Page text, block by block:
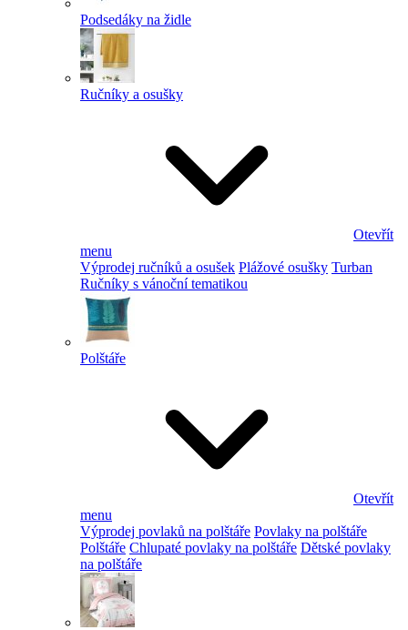
Podsedáky na židle
Ručníky a osušky
Otevřít
menu
Výprodej ručníků a osušek Plážové osušky Turban
Ručníky s vánoční tematikou
Polštáře
Otevřít
menu
Výprodej povlaků na polštáře Povlaky na polštáře
Polštáře Chlupaté povlaky na polštáře Dětské povlaky
na polštáře